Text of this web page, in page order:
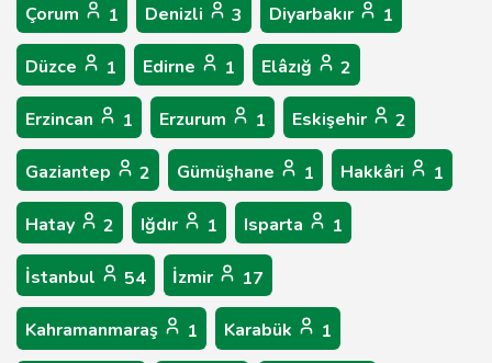
Çorum 1 Denizli 3 Diyarbakır 1
Düzce 1 Edirne 1 Elâzığ 2
Erzincan 1 Erzurum 1 Eskişehir 2
Gaziantep 2 Gümüşhane 1 Hakkâri 1
Hatay 2 Iğdır 1 Isparta 1
İstanbul 54 İzmir 17
Kahramanmaraş 1 Karabük 1